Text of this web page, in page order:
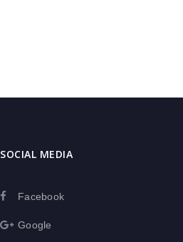
SOCIAL MEDIA
Facebook
Google